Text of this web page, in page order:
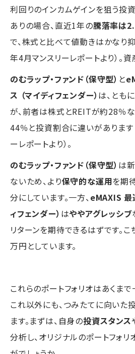
利回りのインカムゲインを狙う投
ありの場合、直近1年の騰落率は
で、株式と比べて値動きはかなり
年4月マンスリーレポートより）。
のむラップ・ファンド（保守型） と
ス （マイディフェンダー） は、とも
が、前者は株式とREITが約28％
44％と投資割合に違いがあります
ーレポートより）。
のむラップ・ファンド（保守型） は
ないため、より保守的な運用を期
分にしています。一方、 eMAXIS 最
ィフェンダー） はややアグレッシブ
リターンを期待できるはずです。
万円としています。
これらのポートフォリオはあくま
これ以外にも、つみたてに向いた
ます。まずは、自身の投資スタンス
分析し、オリジナルのポートフォ